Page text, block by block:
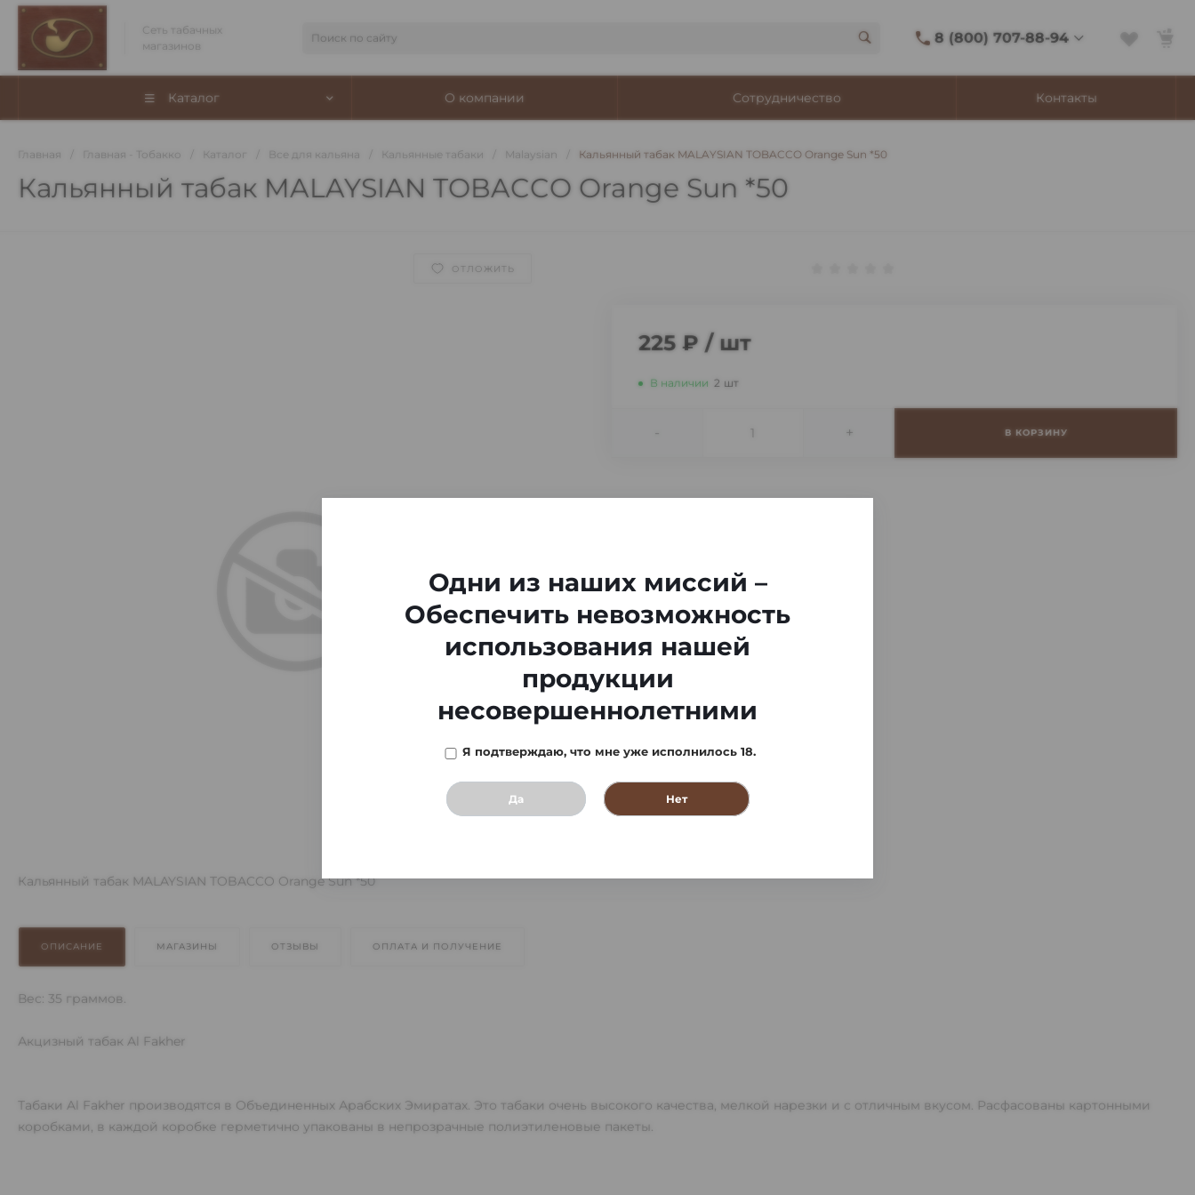
Сеть табачных
магазинов
8 (800) 707-88-94
8 (800) 707-88-94
Адмирала Фокина, 8
Каталог О компании Сотрудничество Контакты
Главная Главная - Тобакко Каталог Все для кальяна Кальянные табаки Malaysian Кальянный табак MALAYSIAN TOBACCO Orange Sun *50
Кальянный табак MALAYSIAN TOBACCO Orange Sun *50
ОТЛОЖИТЬ
Кальянный табак MALAYSIAN TOBACCO Orange Sun *50
225 ₽ / шт
В наличии 2 шт
- + В КОРЗИНУ
ОПИСАНИЕ МАГАЗИНЫ ОТЗЫВЫ ОПЛАТА И ПОЛУЧЕНИЕ
Вес: 35 граммов.
Акцизный табак Al Fakher
Табаки Al Fakher производятся в Объединенных Арабских Эмиратах. Это табаки очень высокого качества, мелкой нарезки и с отличным вкусом. Расфасованы картонными
коробками, в каждой коробке герметично упакованы в непрозрачные полиэтиленовые пакеты.
Одни из наших миссий –
Обеспечить невозможность
использования нашей
продукции
несовершеннолетними
Я подтверждаю, что мне уже исполнилось 18.
Да Нет